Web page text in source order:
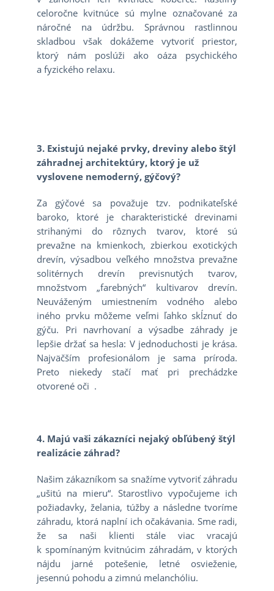
celoročne kvitnúce sú mylne označované za
náročné na údržbu. Správnou rastlinnou
skladbou však dokážeme vytvoriť priestor,
ktorý nám poslúži ako oáza psychického
a fyzického relaxu.
3. Existujú nejaké prvky, dreviny alebo štýl
záhradnej architektúry, ktorý je už
vyslovene nemoderný, gýčový?
Za gýčové sa považuje tzv. podnikateľské
baroko, ktoré je charakteristické drevinami
strihanými do rôznych tvarov, ktoré sú
prevažne na kmienkoch, zbierkou exotických
drevín, výsadbou veľkého množstva prevažne
solitérnych drevín previsnutých tvarov,
množstvom „farebných“ kultivarov drevín.
Neuváženým umiestnením vodného alebo
iného prvku môžeme veľmi ľahko skĺznuť do
gýču. Pri navrhovaní a výsadbe záhrady je
lepšie držať sa hesla: V jednoduchosti je krása.
Najväčším profesionálom je sama príroda.
Preto niekedy stačí mať pri prechádzke
otvorené oči .
4. Majú vaši zákazníci nejaký obľúbený štýl
realizácie záhrad?
Našim zákazníkom sa snažíme vytvoriť záhradu
„ušitú na mieru“. Starostlivo vypočujeme ich
požiadavky, želania, túžby a následne tvoríme
záhradu, ktorá naplní ich očakávania. Sme radi,
že sa naši klienti stále viac vracajú
k spomínaným kvitnúcim záhradám, v ktorých
nájdu jarné potešenie, letné osvieženie,
jesennú pohodu a zimnú melanchóliu.